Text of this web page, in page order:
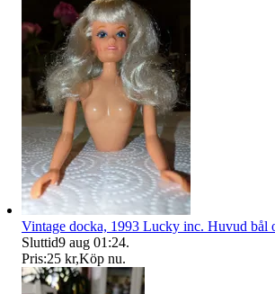
Vintage docka, 1993 Lucky inc. Huvud bål
Sluttid9 aug 01:24.
Pris:25 kr,Köp nu.